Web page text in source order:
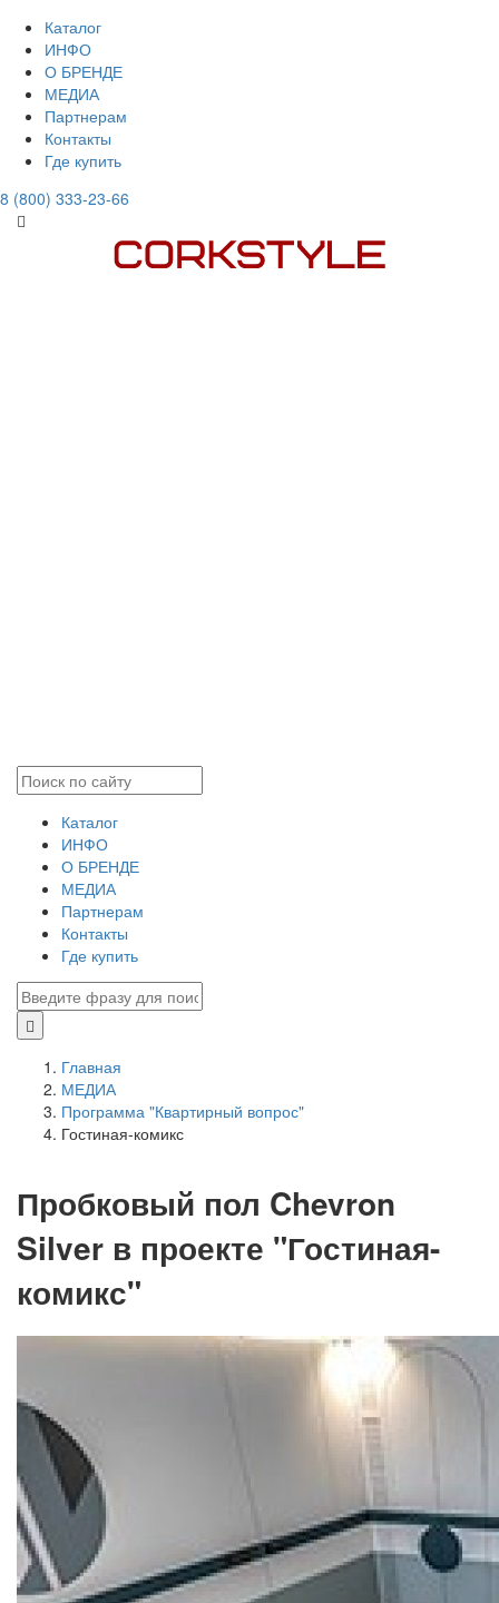
Каталог
ИНФО
О БРЕНДЕ
МЕДИА
Партнерам
Контакты
Где купить
8 (800) 333-23-66
Каталог
ИНФО
О БРЕНДЕ
МЕДИА
Партнерам
Контакты
Где купить
Главная
МЕДИА
Программа "Квартирный вопрос"
Гостиная-комикс
Пробковый пол Chevron
Silver в проекте "Гостиная-
комикс"